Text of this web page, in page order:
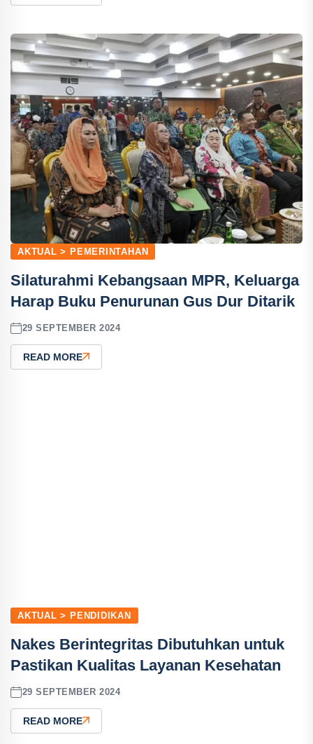
AKTUAL > PEMERINTAHAN
Silaturahmi Kebangsaan MPR, Keluarga
Harap Buku Penurunan Gus Dur Ditarik
29 SEPTEMBER 2024
READ MORE
AKTUAL > PENDIDIKAN
Nakes Berintegritas Dibutuhkan untuk
Pastikan Kualitas Layanan Kesehatan
29 SEPTEMBER 2024
READ MORE